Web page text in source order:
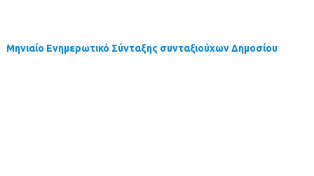
Μηνιαίο Ενημερωτικό Σύνταξης συνταξιούχων Δημοσίου